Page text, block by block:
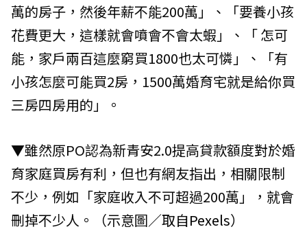
萬的房子，然後年薪不能200萬」、「要養小孩
花費更大，這樣就會噴會不會太蝦」、「 怎可
能，家戶兩百這麼窮買1800也太可憐」、「有
小孩怎麼可能買2房，1500萬婚育宅就是給你買
三房四房用的」。
▼雖然原PO認為新青安2.0提高貸款額度對於婚
育家庭買房有利，但也有網友指出，相關限制
不少，例如「家庭收入不可超過200萬」，就會
刪掉不少人。（示意圖／取自Pexels）